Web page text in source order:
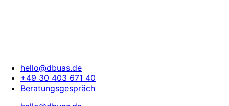
hello@dbuas.de
+49 30 403 671 40
Beratungsgespräch